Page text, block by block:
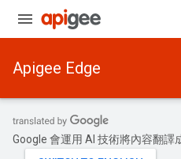
Apigee Edge
Google 會運用 AI 技術將內容翻譯